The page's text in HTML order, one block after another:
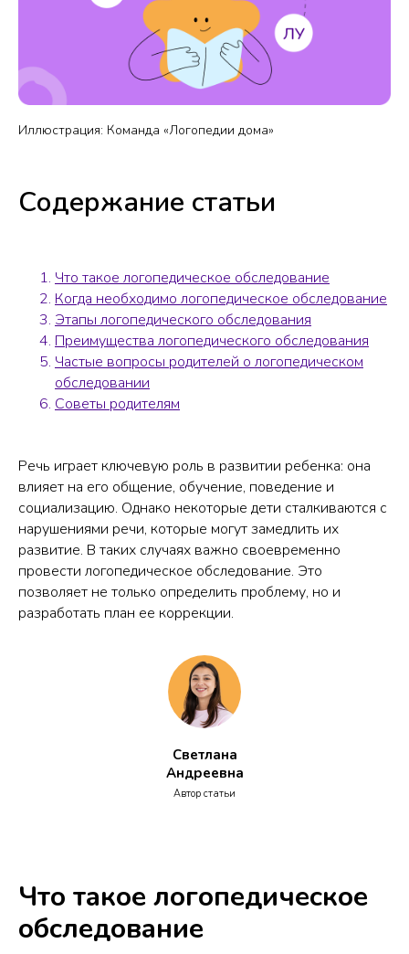
Иллюстрация: Команда «Логопедии дома»
Содержание статьи
Что такое логопедическое обследование
Когда необходимо логопедическое обследование
Этапы логопедического обследования
Преимущества логопедического обследования
Частые вопросы родителей о логопедическом
обследовании
Советы родителям
Речь играет ключевую роль в развитии ребенка: она
влияет на его общение, обучение, поведение и
социализацию. Однако некоторые дети сталкиваются с
нарушениями речи, которые могут замедлить их
развитие. В таких случаях важно своевременно
провести логопедическое обследование. Это
позволяет не только определить проблему, но и
разработать план ее коррекции.
Светлана
Андреевна
Автор статьи
Что такое логопедическое
обследование